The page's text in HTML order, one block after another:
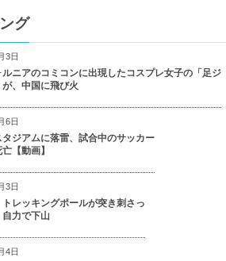
グ
3日
ルニアのコミコンに出現したコスプレ女子の「足ジ
が、中国に飛び火
6日
タジアムに落雷、試合中のサッカー
【動画】
3日
レッキングポールが突き刺さっ
力で下山
4日